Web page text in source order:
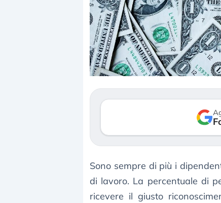
Sono sempre di più i
di lavoro. La percentuale di
ricevere il giusto
Dalle valutazioni
correzione. Cosa
repricing degli
3 agosto 2026